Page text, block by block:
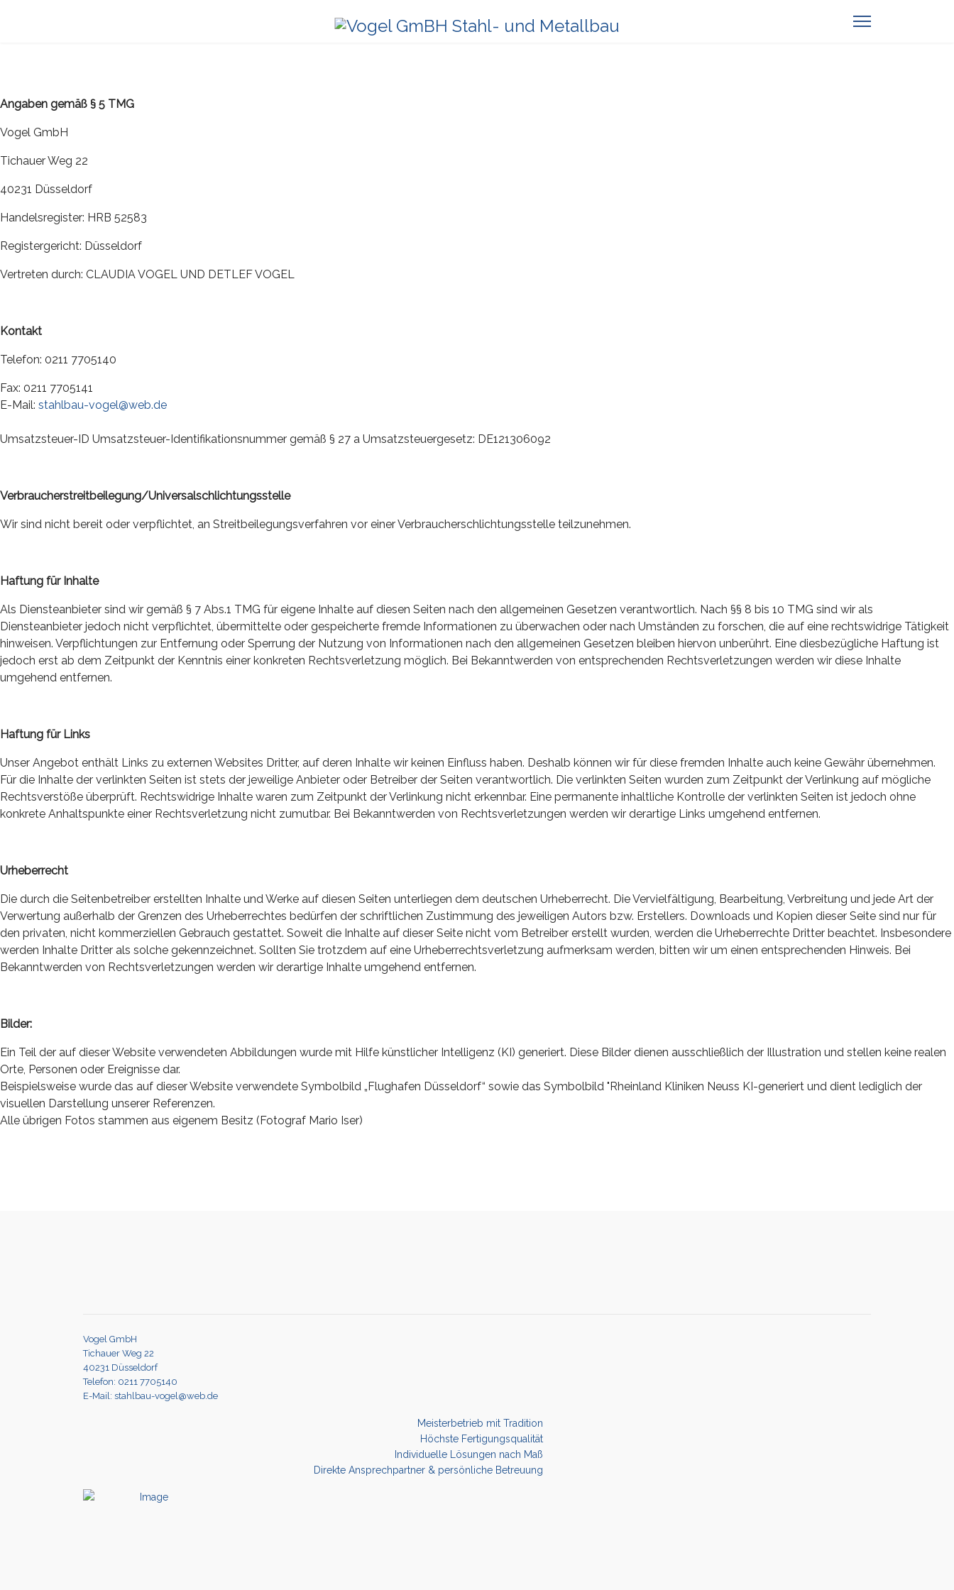
Angaben gemäß § 5 TMG
Vogel GmbH
Tichauer Weg 22
40231 Düsseldorf
Handelsregister: HRB 52583
Registergericht: Düsseldorf
Vertreten durch: CLAUDIA VOGEL UND DETLEF VOGEL
Kontakt
Telefon: 0211 7705140
Fax: 0211 7705141
E-Mail: stahlbau-vogel@web.de
Umsatzsteuer-ID Umsatzsteuer-Identifikationsnummer gemäß § 27 a Umsatzsteuergesetz: DE121306092
Verbraucherstreitbeilegung/Universalschlichtungsstelle
Wir sind nicht bereit oder verpflichtet, an Streitbeilegungsverfahren vor einer Verbraucherschlichtungsstelle teilzunehmen.
Haftung für Inhalte
Als Diensteanbieter sind wir gemäß § 7 Abs.1 TMG für eigene Inhalte auf diesen Seiten nach den allgemeinen Gesetzen verantwortlich. Nach §§ 8 bis 10 TMG sind wir als
Diensteanbieter jedoch nicht verpflichtet, übermittelte oder gespeicherte fremde Informationen zu überwachen oder nach Umständen zu forschen, die auf eine rechtswidrige Tätigkeit
hinweisen. Verpflichtungen zur Entfernung oder Sperrung der Nutzung von Informationen nach den allgemeinen Gesetzen bleiben hiervon unberührt. Eine diesbezügliche Haftung ist
jedoch erst ab dem Zeitpunkt der Kenntnis einer konkreten Rechtsverletzung möglich. Bei Bekanntwerden von entsprechenden Rechtsverletzungen werden wir diese Inhalte
umgehend entfernen.
Haftung für Links
Unser Angebot enthält Links zu externen Websites Dritter, auf deren Inhalte wir keinen Einfluss haben. Deshalb können wir für diese fremden Inhalte auch keine Gewähr übernehmen.
Für die Inhalte der verlinkten Seiten ist stets der jeweilige Anbieter oder Betreiber der Seiten verantwortlich. Die verlinkten Seiten wurden zum Zeitpunkt der Verlinkung auf mögliche
Rechtsverstöße überprüft. Rechtswidrige Inhalte waren zum Zeitpunkt der Verlinkung nicht erkennbar. Eine permanente inhaltliche Kontrolle der verlinkten Seiten ist jedoch ohne
konkrete Anhaltspunkte einer Rechtsverletzung nicht zumutbar. Bei Bekanntwerden von Rechtsverletzungen werden wir derartige Links umgehend entfernen.
Urheberrecht
Die durch die Seitenbetreiber erstellten Inhalte und Werke auf diesen Seiten unterliegen dem deutschen Urheberrecht. Die Vervielfältigung, Bearbeitung, Verbreitung und jede Art der
Verwertung außerhalb der Grenzen des Urheberrechtes bedürfen der schriftlichen Zustimmung des jeweiligen Autors bzw. Erstellers. Downloads und Kopien dieser Seite sind nur für
den privaten, nicht kommerziellen Gebrauch gestattet. Soweit die Inhalte auf dieser Seite nicht vom Betreiber erstellt wurden, werden die Urheberrechte Dritter beachtet. Insbesondere
werden Inhalte Dritter als solche gekennzeichnet. Sollten Sie trotzdem auf eine Urheberrechtsverletzung aufmerksam werden, bitten wir um einen entsprechenden Hinweis. Bei
Bekanntwerden von Rechtsverletzungen werden wir derartige Inhalte umgehend entfernen.
Bilder:
Ein Teil der auf dieser Website verwendeten Abbildungen wurde mit Hilfe künstlicher Intelligenz (KI) generiert. Diese Bilder dienen ausschließlich der Illustration und stellen keine realen
Orte, Personen oder Ereignisse dar.
Beispielsweise wurde das auf dieser Website verwendete Symbolbild „Flughafen Düsseldorf“ sowie das Symbolbild "Rheinland Kliniken Neuss KI-generiert und dient lediglich der
visuellen Darstellung unserer Referenzen.
Alle übrigen Fotos stammen aus eigenem Besitz (Fotograf Mario Iser)
Vogel GmbH
Tichauer Weg 22
40231 Düsseldorf
Telefon: 0211 7705140
E-Mail: stahlbau-vogel@web.de
Meisterbetrieb mit Tradition
Höchste Fertigungsqualität
Individuelle Lösungen nach Maß
Direkte Ansprechpartner & persönliche Betreuung